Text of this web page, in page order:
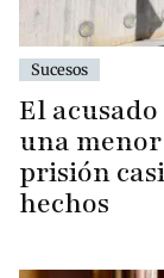
Sucesos
El
una
prisión
hechos